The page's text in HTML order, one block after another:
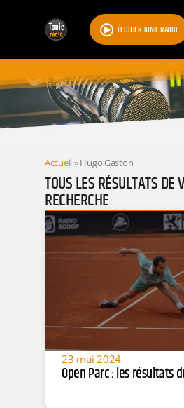
ÉCOUTER TONIC RADIO
Accueil»Hugo Gaston
TOUS LES RÉSULTATS DE
RECHERCHE
23 mai 2024
Open Parc : les résultats